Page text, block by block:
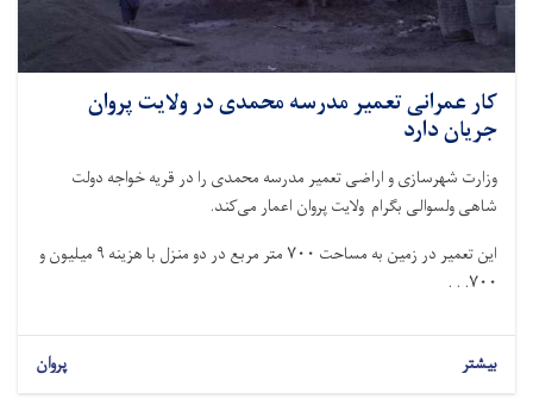
کار عمرانی تعمیر مدرسه محمدی در ولایت پروان
جریان دارد
وزارت شهرسازی و اراضی تعمیر مدرسه محمدی را در قریه خواجه دولت
شاهی ولسوالی بگرام ولایت پروان اعمار می‌کند.
این تعمیر در زمین به مساحت ۷۰۰ متر مربع در دو منزل با هزینه ۹ میلیون و
۷۰۰. . .
بیشتر پروان